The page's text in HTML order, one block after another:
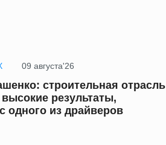
09 августа'26
строительная отрасль
результаты,
одного из драйверов